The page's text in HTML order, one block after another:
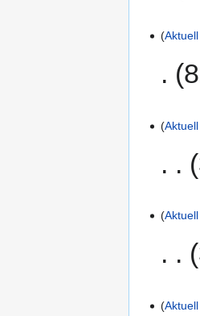
Aktuell
Aktuell
Aktuell
Aktuell